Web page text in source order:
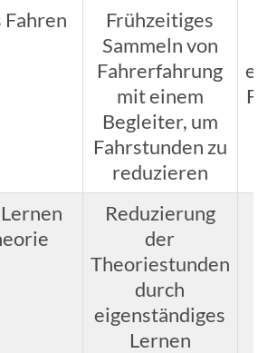
Frühzeitiges
Sammeln von
Fahrerfahrung
mit einem
Begleiter, um
Fahrstunden zu
reduzieren
Reduzierung
der
Theoriestunden
durch
eigenständiges
Lernen